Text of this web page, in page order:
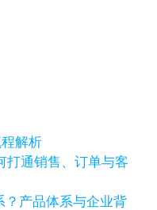
解析
打通销售、订单与客
？产品体系与企业背